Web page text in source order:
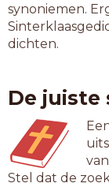
synoniemen.
dichten.
De juiste
Stel dat de